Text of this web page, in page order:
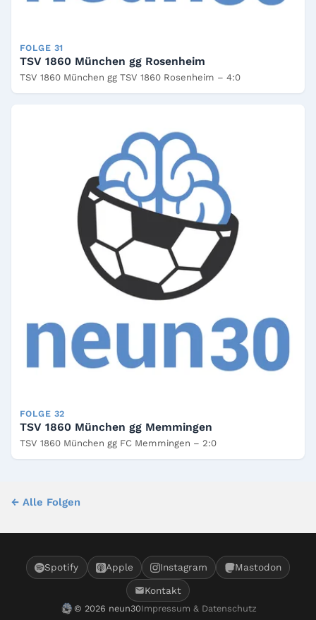
FOLGE 31
TSV 1860 München gg Rosenheim
TSV 1860 München gg TSV 1860 Rosenheim – 4:0
FOLGE 32
TSV 1860 München gg Memmingen
TSV 1860 München gg FC Memmingen – 2:0
← Alle Folgen
Spotify Apple Instagram Mastodon
Kontakt
© 2026 neun30Impressum & Datenschutz